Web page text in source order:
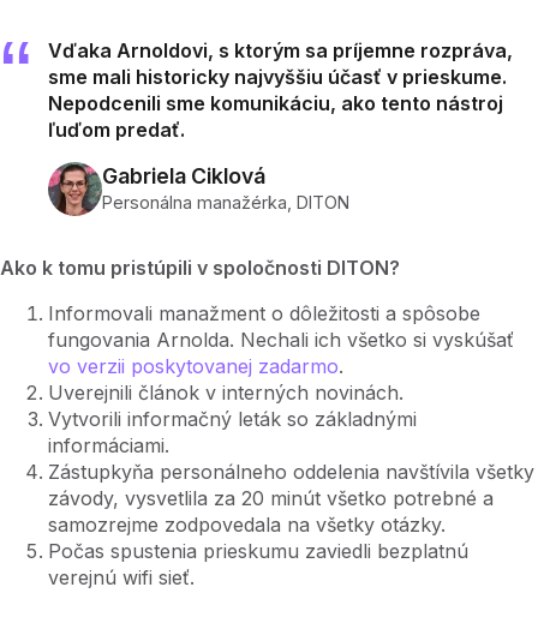
Vďaka Arnoldovi, s ktorým sa príjemne rozpráva,
sme mali historicky najvyššiu účasť v prieskume.
Nepodcenili sme komunikáciu, ako tento nástroj
ľuďom predať.
Gabriela Ciklová
Personálna manažérka, DITON
Ako k tomu pristúpili v spoločnosti DITON?
Informovali manažment o dôležitosti a spôsobe
fungovania Arnolda. Nechali ich všetko si vyskúšať
vo verzii poskytovanej zadarmo.
Uverejnili článok v interných novinách.
Vytvorili informačný leták so základnými
informáciami.
Zástupkyňa personálneho oddelenia navštívila všetky
závody, vysvetlila za 20 minút všetko potrebné a
samozrejme zodpovedala na všetky otázky.
Počas spustenia prieskumu zaviedli bezplatnú
verejnú wifi sieť.